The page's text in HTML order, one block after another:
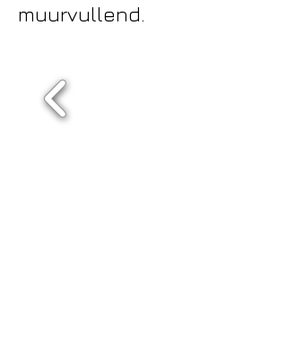
muurvullend.